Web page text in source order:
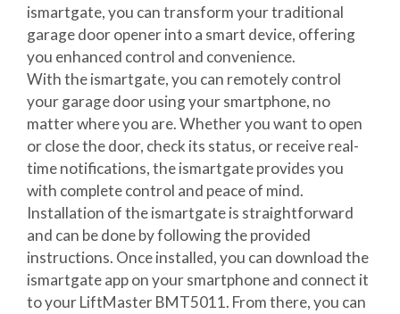
ismartgate, you can transform your traditional
garage door opener into a smart device, offering
you enhanced control and convenience.
With the ismartgate, you can remotely control
your garage door using your smartphone, no
matter where you are. Whether you want to open
or close the door, check its status, or receive real-
time notifications, the ismartgate provides you
with complete control and peace of mind.
Installation of the ismartgate is straightforward
and can be done by following the provided
instructions. Once installed, you can download the
ismartgate app on your smartphone and connect it
to your LiftMaster BMT5011. From there, you can